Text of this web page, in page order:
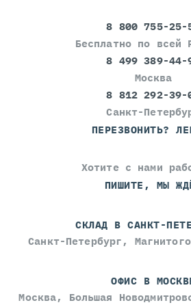
8 800 755-25-
Бесплатно по всей
8 499 389-44-
Москва
8 812 292-39-
Санкт-
ПЕРЕЗВОНИТЬ?
Хотите с нами
ПИШИТЕ, МЫ
СКЛАД В САНКТ-
Санкт-Петербург,
ОФИС В
Москва, Большая